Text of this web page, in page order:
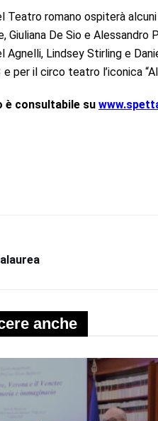
Teatro romano ospiterà
Giuliana De Sio e
Agnelli, Lindsey Stirling e
e per il circo teatro l’iconica
è consultabile su
anche